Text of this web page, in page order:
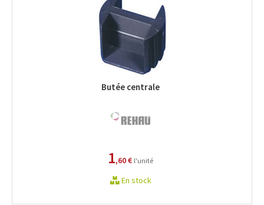
Butée centrale
1,60 € l'unité
En stock